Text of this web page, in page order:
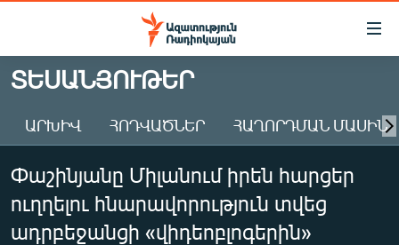
Մատչելիության
Անցնել
հիմնական
Անցնել
հիմնական
մենյուին
ԱԶԱՏՈՒԹՅՈՒՆ TV
ՀԱՅԱՍՏԱՆ
ԸՆՏՐՈՒԹՅՈՒՆՆԵՐ 2026
ԻՐԱՎՈՒՆՔ
ՏԵՍԱՆՅՈՒԹԵՐ
ԱՐԽԻՎ ՀՈԴՎԱԾՆԵՐ ՀԱՂՈՐԴՄԱՆ ՄԱՍԻՆ
Փաշինյանը Միլանում իրեն հարցեր
ուղղելու հնարավորություն տվեց
ադրբեջանցի «վիդեոբլոգերին»